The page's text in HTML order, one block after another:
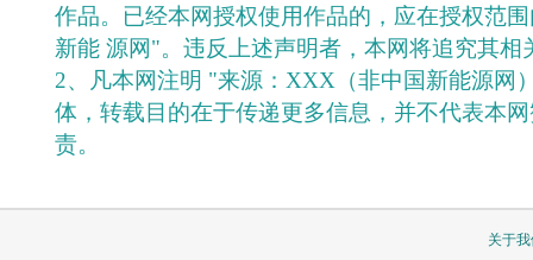
作品。已经本网授权使用作品的，应在授权范
新能 源网"。违反上述声明者，本网将追究其相
2、凡本网注明 "来源：XXX（非中国新能源网
体，转载目的在于传递更多信息，并不代表本
责。
关于